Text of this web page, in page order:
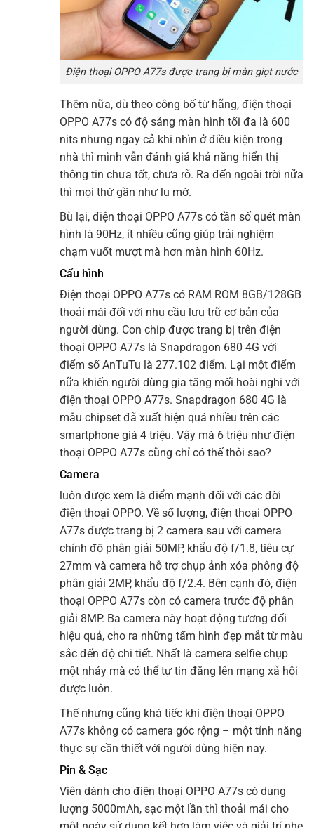
Điện thoại OPPO A77s được trang bị màn giọt nước
Thêm nữa, dù theo công bố từ hãng, điện thoại
OPPO A77s có độ sáng màn hình tối đa là 600
nits nhưng ngay cả khi nhìn ở điều kiện trong
nhà thì mình vẫn đánh giá khả năng hiển thị
thông tin chưa tốt, chưa rõ. Ra đến ngoài trời nữa
thì mọi thứ gần như lu mờ.
Bù lại, điện thoại OPPO A77s có tần số quét màn
hình là 90Hz, ít nhiều cũng giúp trải nghiệm
chạm vuốt mượt mà hơn màn hình 60Hz.
Cấu hình
Điện thoại OPPO A77s có RAM ROM 8GB/128GB
thoải mái đối với nhu cầu lưu trữ cơ bản của
người dùng. Con chip được trang bị trên điện
thoại OPPO A77s là Snapdragon 680 4G với
điểm số AnTuTu là 277.102 điểm. Lại một điểm
nữa khiến người dùng gia tăng mối hoài nghi với
điện thoại OPPO A77s. Snapdragon 680 4G là
mẫu chipset đã xuất hiện quá nhiều trên các
smartphone giá 4 triệu. Vậy mà 6 triệu như điện
thoại OPPO A77s cũng chỉ có thế thôi sao?
Camera
luôn được xem là điểm mạnh đối với các đời
điện thoại OPPO. Về số lượng, điện thoại OPPO
A77s được trang bị 2 camera sau với camera
chính độ phân giải 50MP, khẩu độ f/1.8, tiêu cự
27mm và camera hỗ trợ chụp ảnh xóa phông độ
phân giải 2MP, khẩu độ f/2.4. Bên cạnh đó, điện
thoại OPPO A77s còn có camera trước độ phân
giải 8MP. Ba camera này hoạt động tương đối
hiệu quả, cho ra những tấm hình đẹp mắt từ màu
sắc đến độ chi tiết. Nhất là camera selfie chụp
một nháy mà có thể tự tin đăng lên mạng xã hội
được luôn.
Thế nhưng cũng khá tiếc khi điện thoại OPPO
A77s không có camera góc rộng – một tính năng
thực sự cần thiết với người dùng hiện nay.
Pin & Sạc
Viên dành cho điện thoại OPPO A77s có dung
lượng 5000mAh, sạc một lần thì thoải mái cho